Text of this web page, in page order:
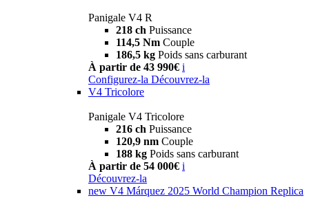
Panigale V4 R
218 ch Puissance
114,5 Nm Couple
186,5 kg Poids sans carburant
À partir de 43 990€ i
Configurez-la Découvrez-la
V4 Tricolore
Panigale V4 Tricolore
216 ch Puissance
120,9 nm Couple
188 kg Poids sans carburant
À partir de 54 000€ i
Découvrez-la
new V4 Márquez 2025 World Champion Replica